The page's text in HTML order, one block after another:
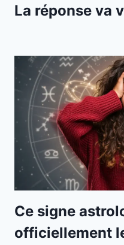
La réponse va
Ce signe
officiellement